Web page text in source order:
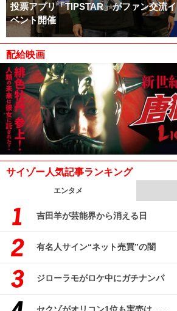
投票アプリ「TIPSTAR」がファン交流イ
ベント開催
配給映画
サイゾー人気記事ランキング
エンタメ
吉田羊が芸能界から消える日
有名人サイン“ネット売買”の闇
ジローラモがロケ中にガチナンパ